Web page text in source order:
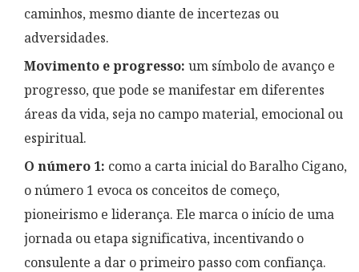
caminhos, mesmo diante de incertezas ou
adversidades.
Movimento e progresso: um símbolo de avanço e
progresso, que pode se manifestar em diferentes
áreas da vida, seja no campo material, emocional ou
espiritual.
O número 1: como a carta inicial do Baralho Cigano,
o número 1 evoca os conceitos de começo,
pioneirismo e liderança. Ele marca o início de uma
jornada ou etapa significativa, incentivando o
consulente a dar o primeiro passo com confiança.